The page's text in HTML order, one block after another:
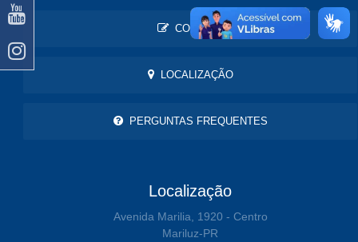
CONTATO
LOCALIZAÇÃO
PERGUNTAS FREQUENTES
Localização
Avenida Marilia, 1920 - Centro
Mariluz-PR